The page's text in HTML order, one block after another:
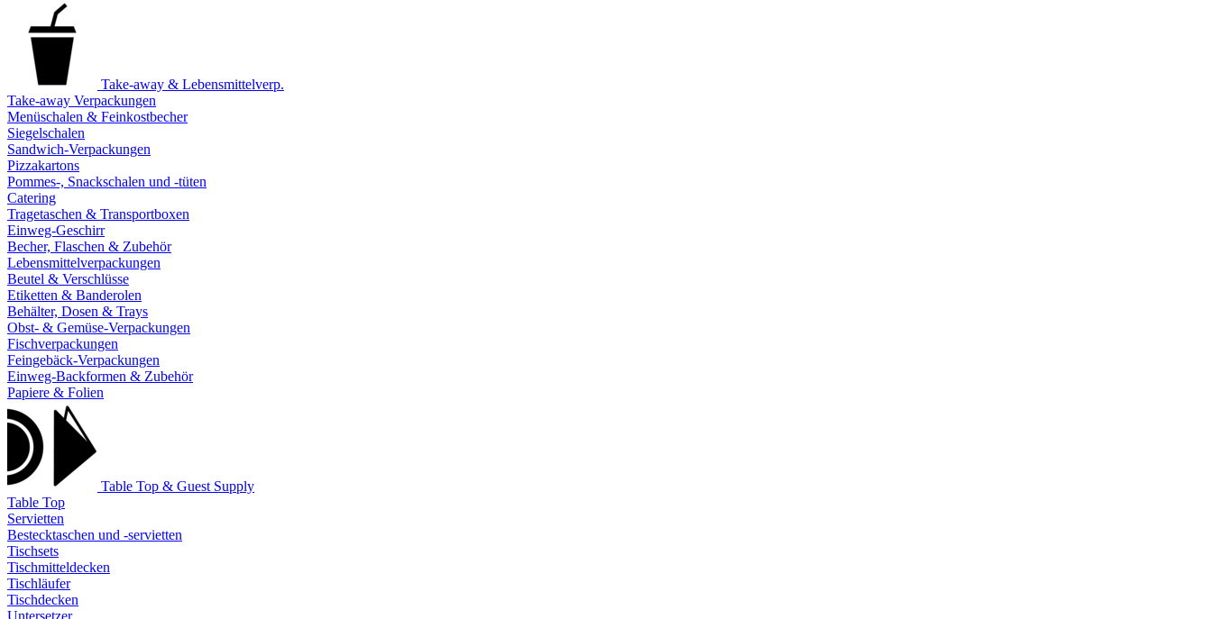
Take-away & Lebensmittelverp.
Take-away Verpackungen
Menüschalen & Feinkostbecher
Siegelschalen
Sandwich-Verpackungen
Pizzakartons
Pommes-, Snackschalen und -tüten
Catering
Tragetaschen & Transportboxen
Einweg-Geschirr
Becher, Flaschen & Zubehör
Lebensmittelverpackungen
Beutel & Verschlüsse
Etiketten & Banderolen
Behälter, Dosen & Trays
Obst- & Gemüse-Verpackungen
Fischverpackungen
Feingebäck-Verpackungen
Einweg-Backformen & Zubehör
Papiere & Folien
Table Top & Guest Supply
Table Top
Servietten
Bestecktaschen und -servietten
Tischsets
Tischmitteldecken
Tischläufer
Tischdecken